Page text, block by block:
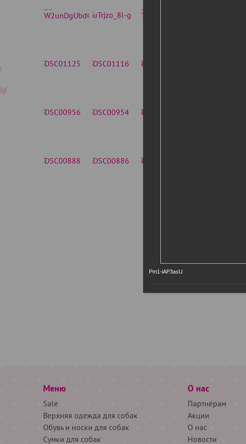
Меню
Sale
Верхняя одежда для собак
Обувь и носки для собак
Сумки для собак
О нас
Партнёрам
Акции
О нас
Новости
Pm1-iAP3asU